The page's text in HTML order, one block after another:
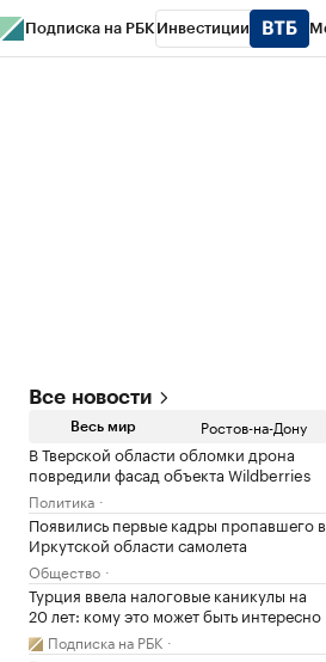
Подписка на РБК Инвестиции
Все новости
Весь мир Ростов-на-Дону
В Тверской области обломки дрона
повредили фасад объекта Wildberries
Политика
Появились первые кадры пропавшего в
Иркутской области самолета
Общество
Турция ввела налоговые каникулы на
20 лет: кому это может быть интересно
Подписка на РБК